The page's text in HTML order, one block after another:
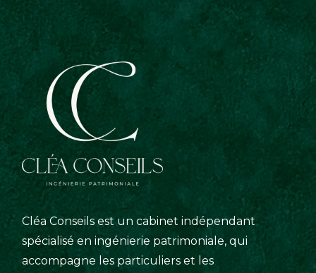
Cléa Conseils est un cabinet indépendant
spécialisé en ingénierie patrimoniale, qui
accompagne les particuliers et les